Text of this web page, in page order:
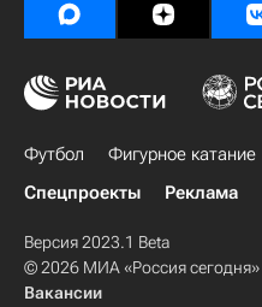
Футбол Фигурное катание
Спецпроекты
Реклама
Версия 2023.1 Beta
© 2026 МИА «Россия сегодня»
Вакансии